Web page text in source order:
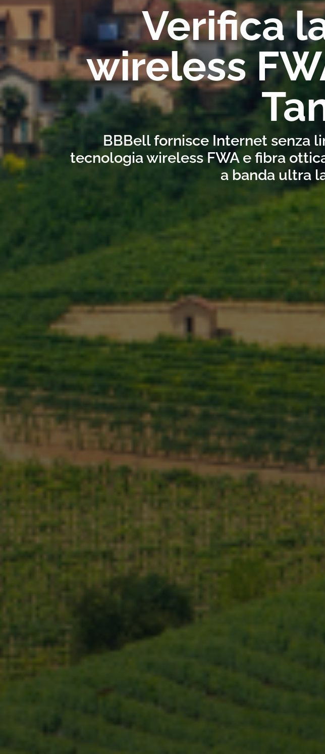
Verifica
wireless
BBBell fornisce Internet senza
tecnologia wireless FWA e fibra
a banda ultra